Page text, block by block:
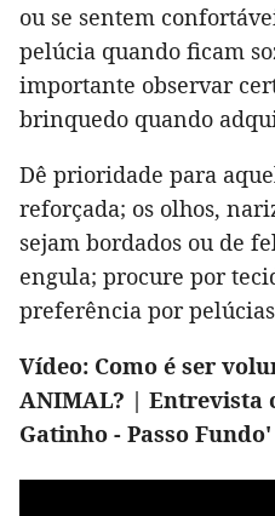
ou se sentem
pelúcia quando ficam
importante observar
brinquedo quando
Dê prioridade para
reforçada; os olhos,
sejam bordados ou de
engula; procure por
preferência por
Vídeo: Como é ser
ANIMAL? | Entrevista
Gatinho - Passo Fundo'